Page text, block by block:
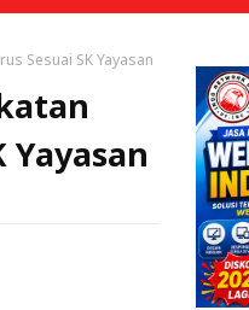
Sesuai SK Yayasan
Yayasan